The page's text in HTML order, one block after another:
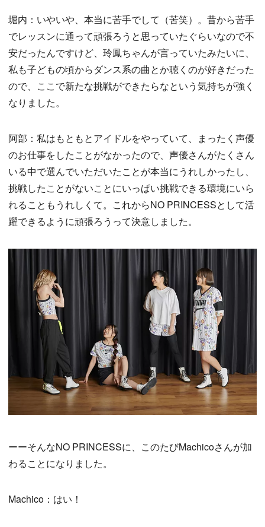
堀内：いやいや、本当に苦手でして（苦笑）。昔から苦手
でレッスンに通って頑張ろうと思っていたぐらいなので不
安だったんですけど、玲鳳ちゃんが言っていたみたいに、
私も子どもの頃からダンス系の曲とか聴くのが好きだった
ので、ここで新たな挑戦ができたらなという気持ちが強く
なりました。
阿部：私はもともとアイドルをやっていて、まったく声優
のお仕事をしたことがなかったので、声優さんがたくさん
いる中で選んでいただいたことが本当にうれしかったし、
挑戦したことがないことにいっぱい挑戦できる環境にいら
れることもうれしくて。これからNO PRINCESSとして活
躍できるように頑張ろうって決意しました。
ーーそんなNO PRINCESSに、このたびMachicoさんが加
わることになりました。
Machico：はい！